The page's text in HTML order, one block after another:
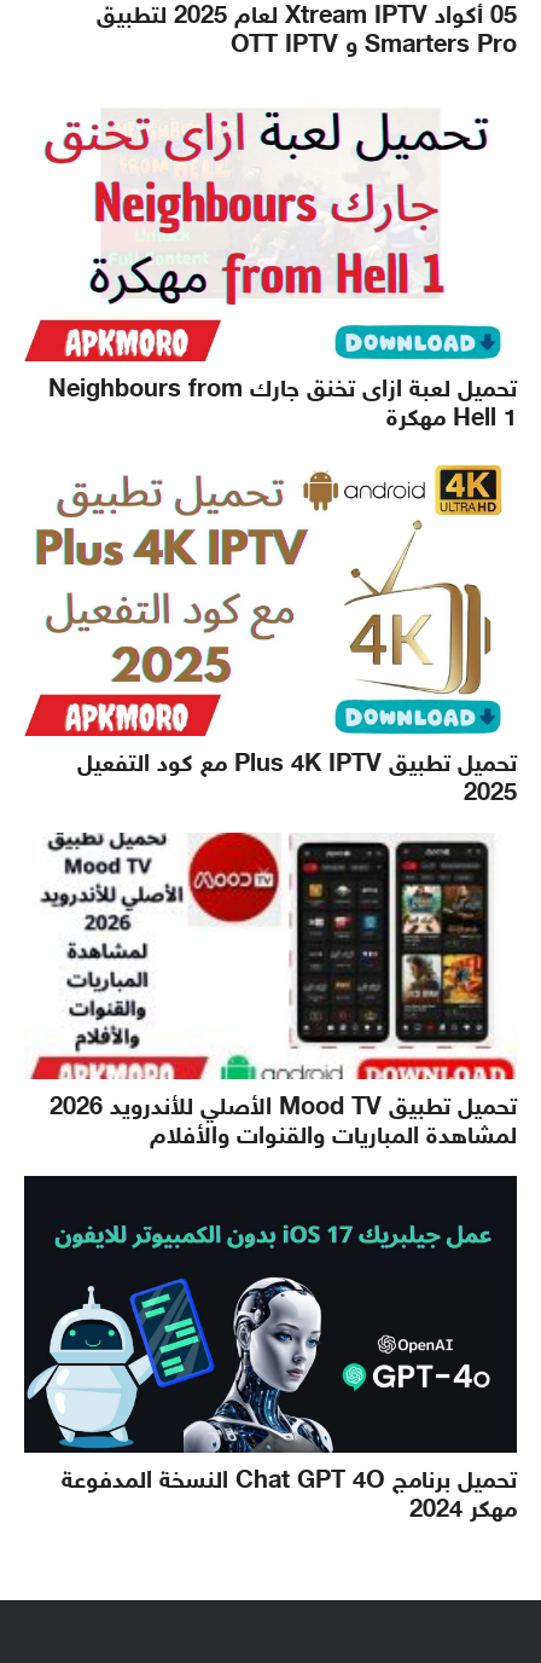
05 أكواد Xtream IPTV لعام 2025 لتطبيق
Smarters Pro و OTT IPTV
تحميل لعبة ازاى تخنق جارك Neighbours from
Hell 1 مهكرة
تحميل تطبيق Plus 4K IPTV مع كود التفعيل
2025
تحميل تطبيق Mood TV الأصلي للأندرويد 2026
لمشاهدة المباريات والقنوات والأفلام
تحميل برنامج Chat GPT 4O النسخة المدفوعة
مهكر 2024